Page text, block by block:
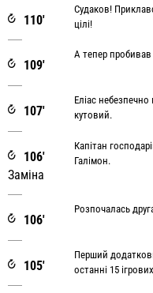
110'
Судаков!
цілі!
109'
А тепер пробивав
107'
Еліас
кутовий.
106'
Заміна
Капітан
Галімон.
106'
Розпочалась
105'
Перший
останні 15